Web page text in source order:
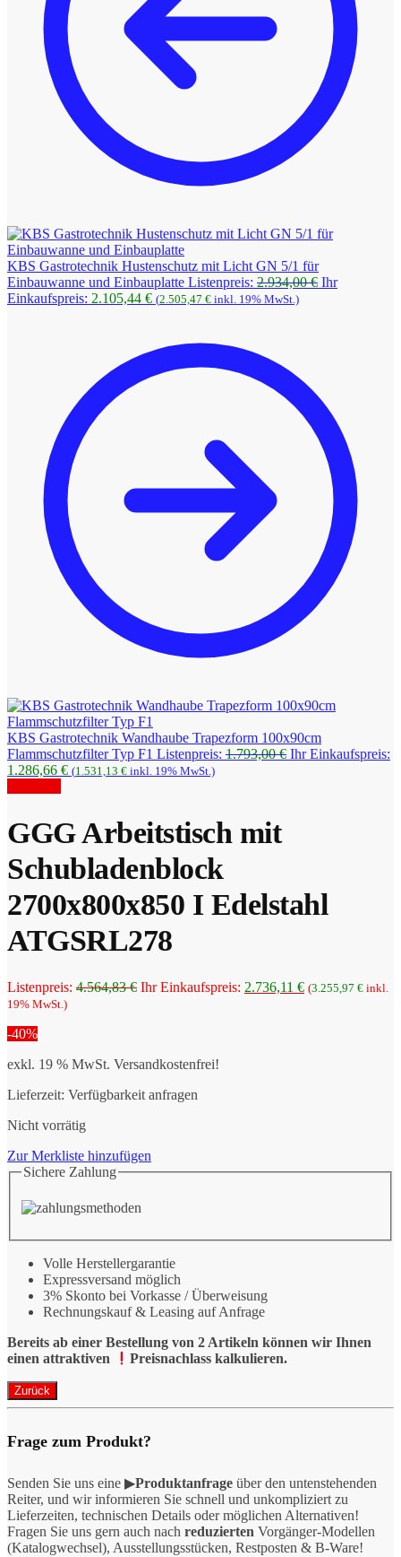
KBS Gastrotechnik Hustenschutz mit Licht GN 5/1 für
Einbauwanne und Einbauplatte Listenpreis: 2.934,00€ Ihr
Einkaufspreis: 2.105,44 €Aktueller
2.105,44 €.
(2.505,47 € inkl. 19% MwSt.)
KBS Gastrotechnik Wandhaube Trapezform 100x90cm
Flammschutzfilter Typ F1 Listenpreis: 1.793,00€ Ursprünglicher
Ihr Einkaufspreis:
1.286,66 €Aktueller
1.286,66 €.
(1.531,13 € inkl. 19% MwSt.)
GGG Arbeitstisch mit
Schubladenblock
2700x800x850 I Edelstahl
ATGSRL278
Listenpreis: 4.564,83€ Ursprünglicher
Ihr Einkaufspreis: 2.736,11 €Aktueller
(3.255,97 € inkl.
19% MwSt.)
-40%
exkl. 19 % MwSt. Versandkostenfrei!
Lieferzeit: Verfügbarkeit anfragen
Nicht vorrätig
Zur Merkliste hinzufügen
Sichere Zahlung
Volle Herstellergarantie
Expressversand möglich
3% Skonto bei Vorkasse / Überweisung
Rechnungskauf & Leasing auf Anfrage
Bereits ab einer Bestellung von 2 Artikeln können wir Ihnen
einen attraktiven
Preisnachlass kalkulieren.
Frage zum Produkt?
Senden Sie uns eine ▶Produktanfrage über den untenstehenden
Reiter, und wir informieren Sie schnell und unkompliziert zu
Lieferzeiten, technischen Details oder möglichen Alternativen!
Fragen Sie uns gern auch nach reduzierten Vorgänger-Modellen
(Katalogwechsel), Ausstellungsstücken, Restposten & B-Ware!